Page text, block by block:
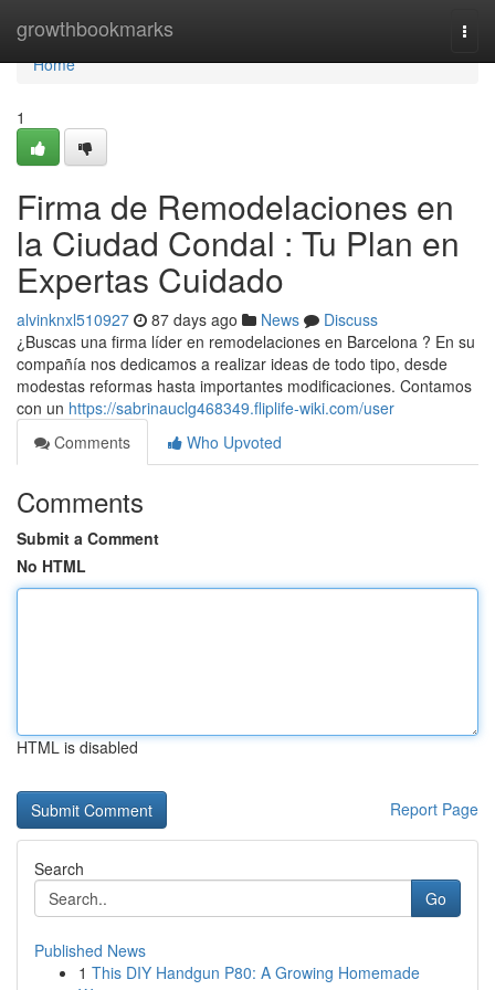
growthbookmarks
Home
Home
1
Firma de Remodelaciones en
la Ciudad Condal : Tu Plan en
Expertas Cuidado
alvinknxl510927 87 days ago News
Discuss
¿Buscas una firma líder en remodelaciones en Barcelona ? En su
compañía nos dedicamos a realizar ideas de todo tipo, desde
modestas reformas hasta importantes modificaciones. Contamos
con un https://sabrinauclg468349.fliplife-wiki.com/user
Comments
Who Upvoted
Comments
Submit a Comment
No HTML
HTML is disabled
Report Page
Search
Go
Published News
1 This DIY Handgun P80: A Growing Homemade